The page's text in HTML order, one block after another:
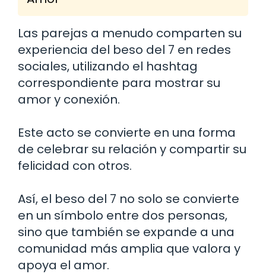
Las parejas a menudo comparten su
experiencia del beso del 7 en redes
sociales, utilizando el hashtag
correspondiente para mostrar su
amor y conexión.
Este acto se convierte en una forma
de celebrar su relación y compartir su
felicidad con otros.
Así, el beso del 7 no solo se convierte
en un símbolo entre dos personas,
sino que también se expande a una
comunidad más amplia que valora y
apoya el amor.